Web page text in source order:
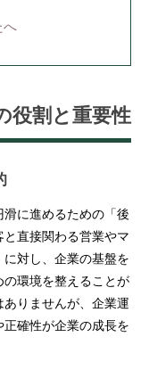
へ
役割と重要性
に進めるための「後
直接関わる営業やマ
対し、企業の基盤を
環境を整えることが
りませんが、企業運
確性が企業の成長を